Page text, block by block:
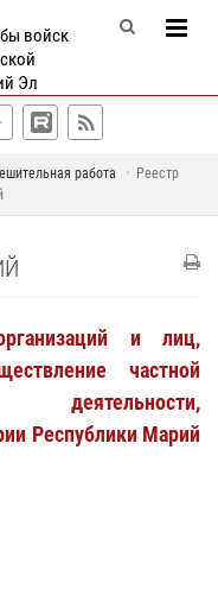
войск
Эл
работа
Реестр
и лиц,
частной
деятельности,
Республики Марий